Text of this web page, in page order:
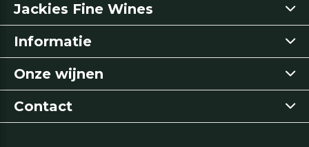
Jackies Fine Wines
Informatie
Onze wijnen
Contact